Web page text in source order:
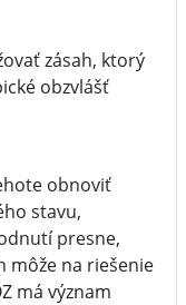
zásah, ktorý
obzvlášť
obnoviť
stavu,
presne,
môže na riešenie
má význam